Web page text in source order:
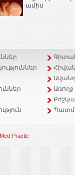
ամիս
Practic